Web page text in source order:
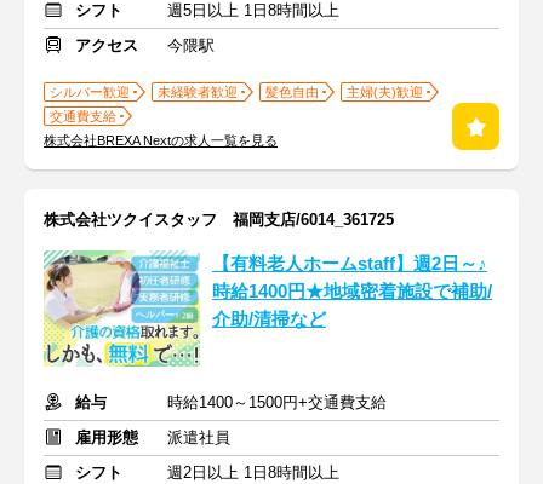
シフト
週5日以上 1日8時間以上
アクセス
今隈駅
シルバー歓迎 未経験者歓迎 髪色自由
主婦(夫)歓迎
交通費支給
株式会社BREXA Nextの求人一覧を見る
株式会社ツクイスタッフ 福岡支店/6014_361725
【有料老人ホームstaff】週2日～♪
時給1400円★地域密着施設で補助/
介助/清掃など
給与
時給1400～1500円+交通費支給
雇用形態
派遣社員
シフト
週2日以上 1日8時間以上